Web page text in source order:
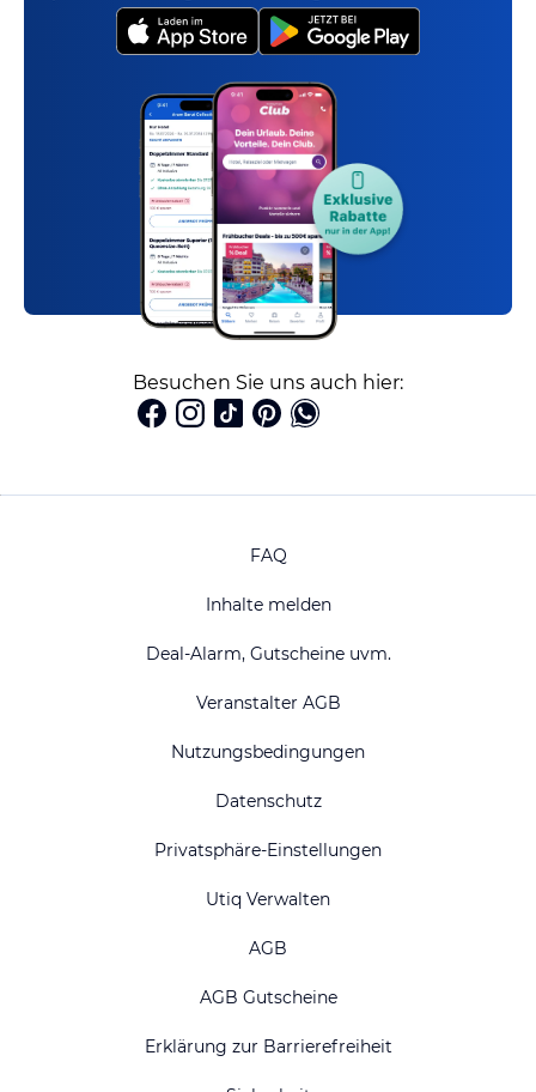
Besuchen Sie uns auch hier:
FAQ
Inhalte melden
Deal-Alarm, Gutscheine uvm.
Veranstalter AGB
Nutzungsbedingungen
Datenschutz
Privatsphäre-Einstellungen
Utiq Verwalten
AGB
AGB Gutscheine
Erklärung zur Barrierefreiheit